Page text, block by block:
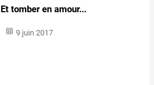
Et tomber en amour...
9 juin 2017